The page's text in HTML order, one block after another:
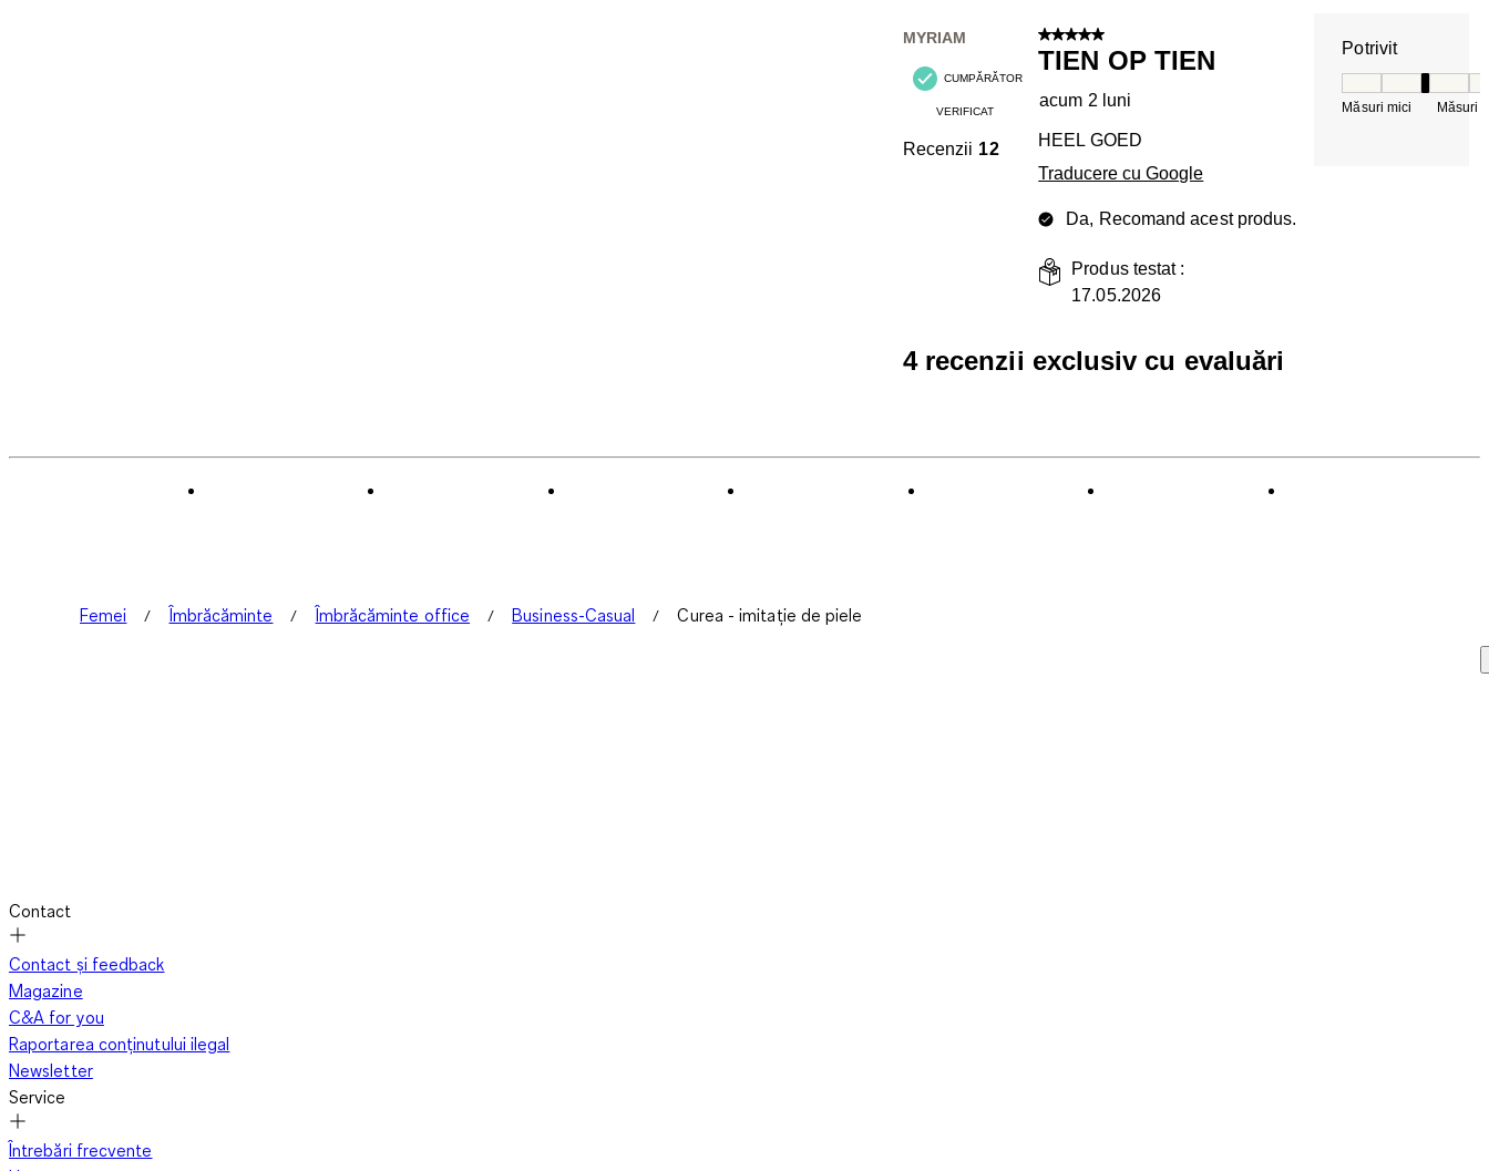
MYRIAM
CUMPĂRĂTOR
VERIFICAT
Recenzii 12
5 din 5 stele.
TIEN OP TIEN
acum 2 luni
HEEL GOED
Traducere cu Google
Da, Recomand acest produs.
Produs testat :
17.05.2026
Potrivit
Măsuri mici Măsuri
4 recenzii exclusiv cu evaluări
Femei Îmbrăcăminte Îmbrăcăminte office Business-Casual Curea - imitație de piele
Contact
Contact și feedback
Magazine
C&A for you
Raportarea conținutului ilegal
Newsletter
Service
Întrebări frecvente